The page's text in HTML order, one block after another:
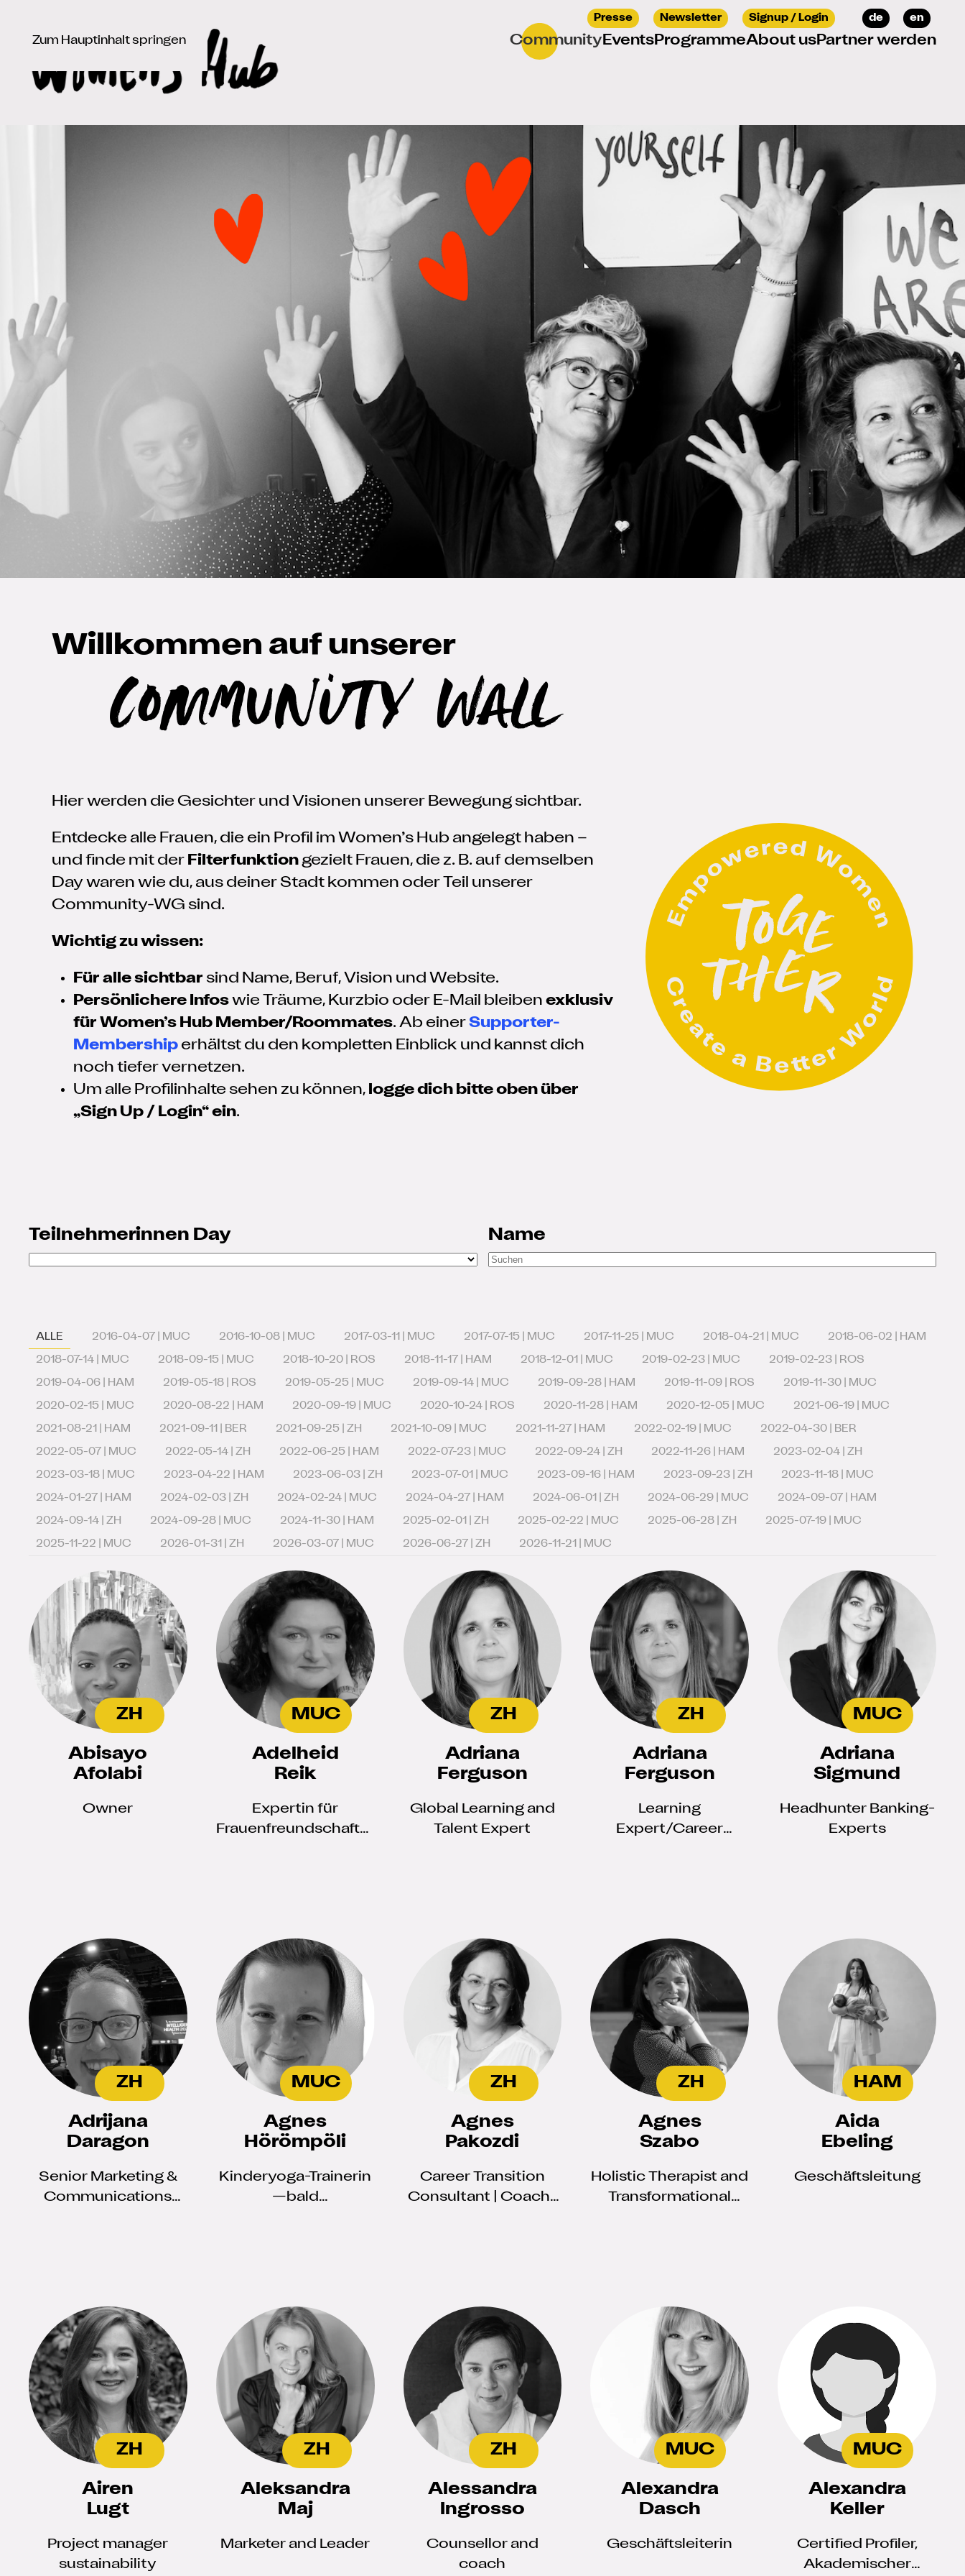
Zum Hauptinhalt springen
Presse Newsletter Signup / Login Sprache auswählen
de en
Community Events ProgrammeAbout us Partner werden
Willkommen auf unserer
Community Wall
Hier werden die Gesichter und Visionen unserer Bewegung sichtbar.
Entdecke alle Frauen, die ein Profil im Women’s Hub angelegt haben –
und finde mit der Filterfunktion gezielt Frauen, die z. B. auf demselben
Day waren wie du, aus deiner Stadt kommen oder Teil unserer
Community-WG sind.
Wichtig zu wissen:
Für alle sichtbar sind Name, Beruf, Vision und Website.
Persönlichere Infos wie Träume, Kurzbio oder E-Mail bleiben exklusiv
für Women’s Hub Member/Roommates. Ab einer Supporter-
Membership erhältst du den kompletten Einblick und kannst dich
noch tiefer vernetzen.
Um alle Profilinhalte sehen zu können, logge dich bitte oben über
„Sign Up / Login“ ein.
Teilnehmerinnen Day Name
ALLE 2016-04-07 | MUC 2016-10-08 | MUC 2017-03-11 | MUC 2017-07-15 | MUC 2017-11-25 | MUC 2018-04-21 | MUC 2018-06-02 | HAM
2018-07-14 | MUC 2018-09-15 | MUC 2018-10-20 | ROS 2018-11-17 | HAM 2018-12-01 | MUC 2019-02-23 | MUC 2019-02-23 | ROS
2019-04-06 | HAM 2019-05-18 | ROS 2019-05-25 | MUC 2019-09-14 | MUC 2019-09-28 | HAM 2019-11-09 | ROS 2019-11-30 | MUC
2020-02-15 | MUC 2020-08-22 | HAM 2020-09-19 | MUC 2020-10-24 | ROS 2020-11-28 | HAM 2020-12-05 | MUC 2021-06-19 | MUC
2021-08-21 | HAM 2021-09-11 | BER 2021-09-25 | ZH 2021-10-09 | MUC 2021-11-27 | HAM 2022-02-19 | MUC 2022-04-30 | BER
2022-05-07 | MUC 2022-05-14 | ZH 2022-06-25 | HAM 2022-07-23 | MUC 2022-09-24 | ZH 2022-11-26 | HAM 2023-02-04 | ZH
2023-03-18 | MUC 2023-04-22 | HAM 2023-06-03 | ZH 2023-07-01 | MUC 2023-09-16 | HAM 2023-09-23 | ZH 2023-11-18 | MUC
2024-01-27 | HAM 2024-02-03 | ZH 2024-02-24 | MUC 2024-04-27 | HAM 2024-06-01 | ZH 2024-06-29 | MUC 2024-09-07 | HAM
2024-09-14 | ZH 2024-09-28 | MUC 2024-11-30 | HAM 2025-02-01 | ZH 2025-02-22 | MUC 2025-06-28 | ZH 2025-07-19 | MUC
2025-11-22 | MUC 2026-01-31 | ZH 2026-03-07 | MUC 2026-06-27 | ZH 2026-11-21 | MUC
ZH
Abisayo
Afolabi
Owner
MUC
Adelheid
Reik
Expertin für
Frauenfreundschaften
ZH
Adriana
Ferguson
Global Learning and
Talent Expert
ZH
Adriana
Ferguson
Learning
Expert/Career
MUC
Adriana
Sigmund
Headhunter Banking-
Experts
ZH
Adrijana
Daragon
Senior Marketing &
Communications
MUC
Agnes
Hörömpöli
Kinderyoga-Trainerin
—bald
ZH
Agnes
Pakozdi
Career Transition
Consultant | Coach |
ZH
Agnes
Szabo
Holistic Therapist and
Transformational
HAM
Aida
Ebeling
Geschäftsleitung
ZH
Airen
Lugt
Project manager
sustainability
ZH
Aleksandra
Maj
Marketer and Leader
ZH
Alessandra
Ingrosso
Counsellor and
coach
MUC
Alexandra
Dasch
Geschäftsleiterin
MUC
Alexandra
Keller
Certified Profiler,
Akademischer